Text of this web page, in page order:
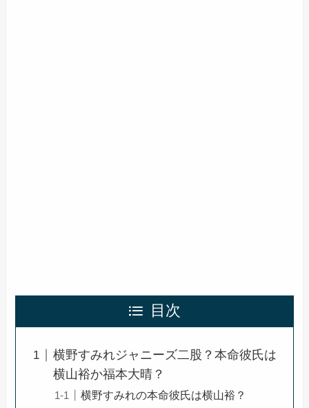
目次
横野すみれジャニーズ二股？本命彼氏は
横山裕か福本大晴？
横野すみれの本命彼氏は横山裕？